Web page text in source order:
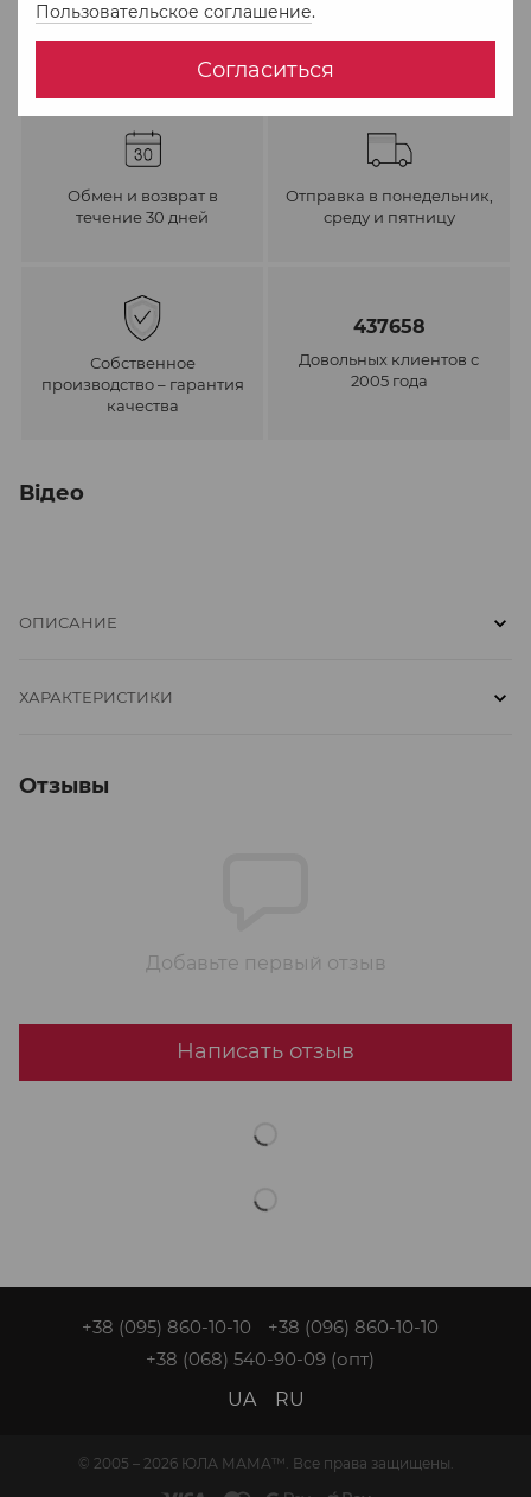
Пользовательское соглашение.
Согласиться
Обмен и возврат в
течение 30 дней
Отправка в понедельник,
среду и пятницу
Собственное
производство – гарантия
качества
437658
Довольных клиентов с
2005 года
Відео
ОПИСАНИЕ
ХАРАКТЕРИСТИКИ
Отзывы
Добавьте первый отзыв
Написать отзыв
+38 (095) 860-10-10
+38 (096) 860-10-10
+38 (068) 540-90-09 (опт)
© 2005 – 2026 ЮЛА МАМА™. Все права защищены.
UA RU